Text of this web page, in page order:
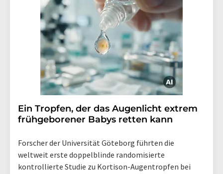
Ein Tropfen, der das Augenlicht extrem
frühgeborener Babys retten kann
Forscher der Universität Göteborg führten die
weltweit erste doppelblinde randomisierte
kontrollierte Studie zu Kortison-Augentropfen bei